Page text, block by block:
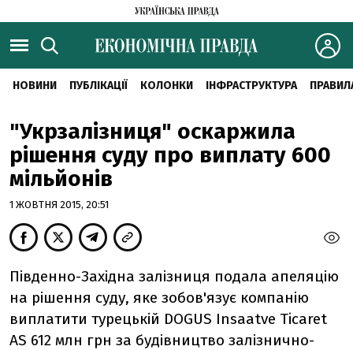
НОВИНИ ПУБЛІКАЦІЇ КОЛОНКИ ІНФРАСТРУКТУРА
"Укрзалізниця" оскаржила
рішення суду про виплату 600
мільйонів
1 ЖОВТНЯ 2015, 20:51
Південно-Західна залізниця подала апеляцію
на рішення суду, яке зобов'язує компанію
виплатити турецькій DOGUS Insaatve Ticaret
AS 612 млн грн за будівництво залізнично-